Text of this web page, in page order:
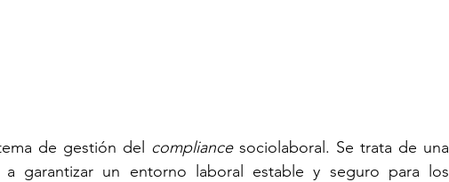
de gestión del compliance sociolaboral. Se trata de una
a garantizar un entorno laboral estable y seguro para los